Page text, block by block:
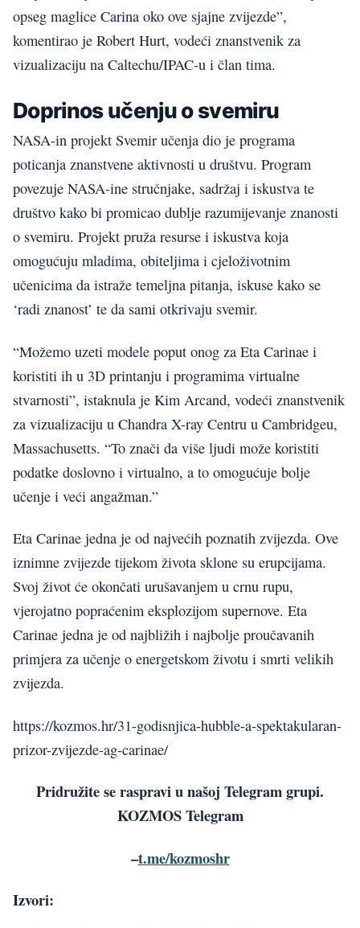
opseg maglice Carina oko ove sjajne zvijezde”,
komentirao je Robert Hurt, vodeći znanstvenik za
vizualizaciju na Caltechu/IPAC-u i član tima.
Doprinos učenju o svemiru
NASA-in projekt Svemir učenja dio je programa
poticanja znanstvene aktivnosti u društvu. Program
povezuje NASA-ine stručnjake, sadržaj i iskustva te
društvo kako bi promicao dublje razumijevanje znanosti
o svemiru. Projekt pruža resurse i iskustva koja
omogućuju mladima, obiteljima i cjeloživotnim
učenicima da istraže temeljna pitanja, iskuse kako se
‘radi znanost’ te da sami otkrivaju svemir.
“Možemo uzeti modele poput onog za Eta Carinae i
koristiti ih u 3D printanju i programima virtualne
stvarnosti”, istaknula je Kim Arcand, vodeći znanstvenik
za vizualizaciju u Chandra X-ray Centru u Cambridgeu,
Massachusetts. “To znači da više ljudi može koristiti
podatke doslovno i virtualno, a to omogućuje bolje
učenje i veći angažman.”
Eta Carinae jedna je od najvećih poznatih zvijezda. Ove
iznimne zvijezde tijekom života sklone su erupcijama.
Svoj život će okončati urušavanjem u crnu rupu,
vjerojatno popraćenim eksplozijom supernove. Eta
Carinae jedna je od najbližih i najbolje proučavanih
primjera za učenje o energetskom životu i smrti velikih
zvijezda.
https://kozmos.hr/31-godisnjica-hubble-a-spektakularan-
prizor-zvijezde-ag-carinae/
Pridružite se raspravi u našoj Telegram grupi.
KOZMOS Telegram
–t.me/kozmoshr
Izvori: